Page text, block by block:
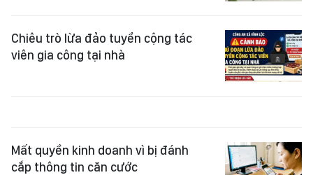
Chiêu trò lừa đảo tuyển cộng tác
viên gia công tại nhà
Mất quyền kinh doanh vì bị đánh
cắp thông tin căn cước